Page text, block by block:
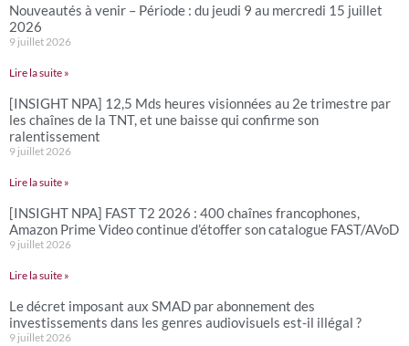
Nouveautés à venir – Période : du jeudi 9 au mercredi 15 juillet
2026
9 juillet 2026
Lire la suite »
[INSIGHT NPA] 12,5 Mds heures visionnées au 2e trimestre par
les chaînes de la TNT, et une baisse qui confirme son
ralentissement
9 juillet 2026
Lire la suite »
[INSIGHT NPA] FAST T2 2026 : 400 chaînes francophones,
Amazon Prime Video continue d’étoffer son catalogue FAST/AVoD
9 juillet 2026
Lire la suite »
Le décret imposant aux SMAD par abonnement des
investissements dans les genres audiovisuels est-il illégal ?
9 juillet 2026